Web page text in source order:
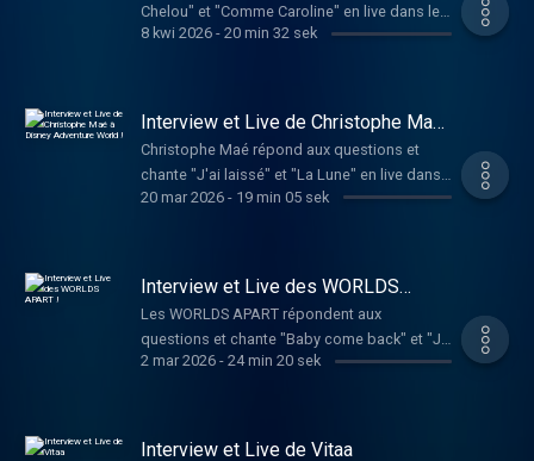
Chelou" et "Comme Caroline" en live dans le
Réveil Chérie.
8 kwi 2026- 20 min 32 sek
Interview et Live de Christophe Maé
à Disney Adventure World !
Christophe Maé répond aux questions et
chante "J'ai laissé" et "La Lune" en live dans
le Réveil Chérie.
20 mar 2026- 19 min 05 sek
Interview et Live des WORLDS
APART !
Les WORLDS APART répondent aux
questions et chante "Baby come back" et "Je
te donne" en live dans le Réveil Chérie.
2 mar 2026- 24 min 20 sek
Interview et Live de Vitaa